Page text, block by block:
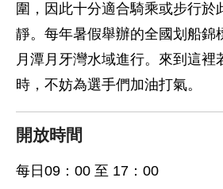
圍，因此十分適合騎乘或步行於
靜。每年暑假舉辦的全國划船錦
月潭月牙灣水域進行。來到這裡
時，不妨為選手們加油打氣。
開放時間
每日09：00 至 17：00